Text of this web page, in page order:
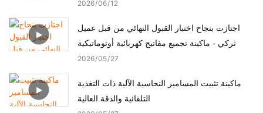
2026 06 12
اجتازت بنجاح اختبار القبول النهائي من قبل عميل
تركي - ماكينة تجميع مفاتيح كهربائية أوتوماتيكية
2026 05 27
ماكينة تثبيت المسامير النحاسية الآلية ذات التغذية
التلقائية والدقة العالية